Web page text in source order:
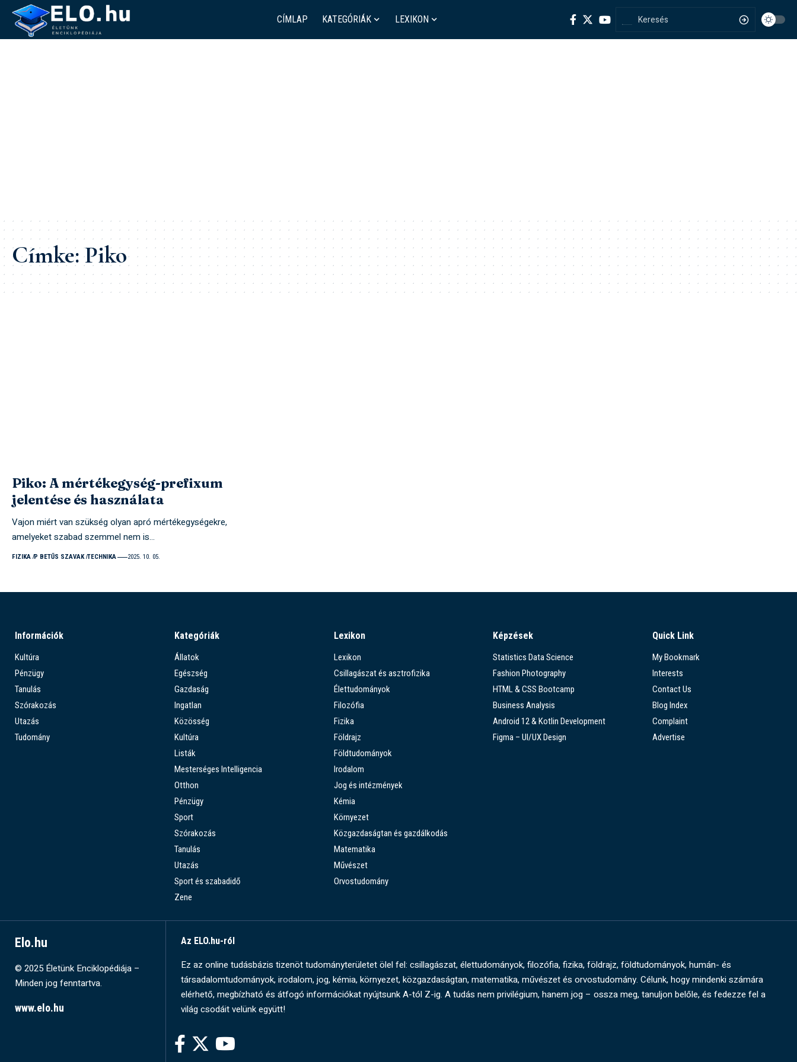
CÍMLAP KATEGÓRIÁK LEXIKON
Címke:Piko
Piko: A mértékegység-prefixum
jelentése és használata
Vajon miért van szükség olyan apró mértékegységekre,
amelyeket szabad szemmel nem is…
FIZIKA P BETŰS SZAVAK TECHNIKA 2025. 10. 05.
Információk
Kultúra
Pénzügy
Tanulás
Szórakozás
Utazás
Tudomány
Kategóriák
Állatok
Egészség
Gazdaság
Ingatlan
Közösség
Kultúra
Listák
Mesterséges Intelligencia
Otthon
Pénzügy
Sport
Szórakozás
Tanulás
Utazás
Sport és szabadidő
Zene
Lexikon
Lexikon
Csillagászat és asztrofizika
Élettudományok
Filozófia
Fizika
Földrajz
Földtudományok
Irodalom
Jog és intézmények
Kémia
Környezet
Közgazdaságtan és gazdálkodás
Matematika
Művészet
Orvostudomány
Képzések
Statistics Data Science
Fashion Photography
HTML & CSS Bootcamp
Business Analysis
Android 12 & Kotlin Development
Figma – UI/UX Design
Quick Link
My Bookmark
Interests
Contact Us
Blog Index
Complaint
Advertise
Elo.hu
© 2025 Életünk Enciklopédiája –
Minden jog fenntartva.
www.elo.hu
Az ELO.hu-ról
Ez az online tudásbázis tizenöt tudományterületet ölel fel: csillagászat, élettudományok, filozófia, fizika, földrajz, földtudományok, humán- és
társadalomtudományok, irodalom, jog, kémia, környezet, közgazdaságtan, matematika, művészet és orvostudomány. Célunk, hogy mindenki számára
elérhető, megbízható és átfogó információkat nyújtsunk A-tól Z-ig. A tudás nem privilégium, hanem jog – ossza meg, tanuljon belőle, és fedezze fel a
világ csodáit velünk együtt!